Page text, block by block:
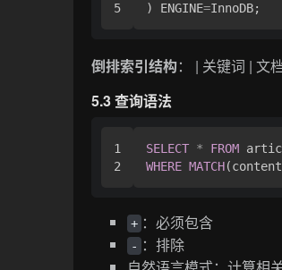
) ENGINE=
倒排索引结构： | 关键词 | 文
5.3 查询语法
1
SELECT * FROM
WHERE MATCH
+ ：必须包含
- ：排除